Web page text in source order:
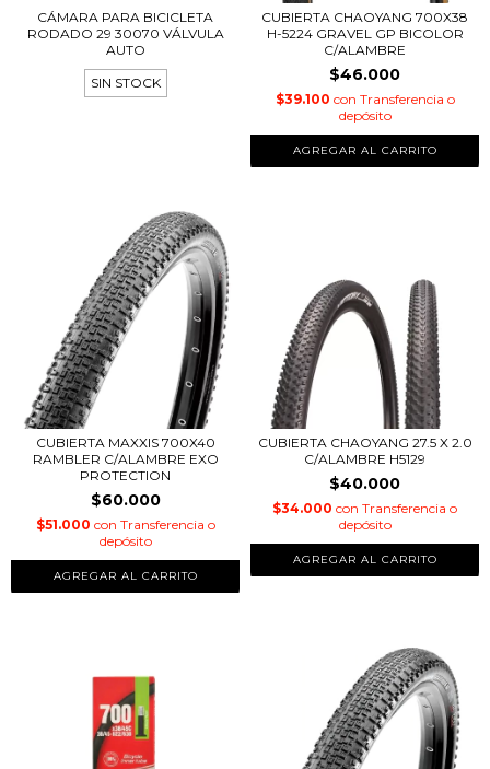
CÁMARA PARA BICICLETA
RODADO 29 30070 VÁLVULA
AUTO
SIN STOCK
CUBIERTA CHAOYANG 700X38
H-5224 GRAVEL GP BICOLOR
C/ALAMBRE
$46.000
$39.100 con Transferencia o
depósito
CUBIERTA MAXXIS 700X40
RAMBLER C/ALAMBRE EXO
PROTECTION
$60.000
$51.000 con Transferencia o
depósito
CUBIERTA CHAOYANG 27.5 X 2.0
C/ALAMBRE H5129
$40.000
$34.000 con Transferencia o
depósito